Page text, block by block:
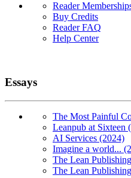
Reader
Buy Credits
Reader FAQ
Help Center
Essays
The Most Painful
Leanpub at Sixteen
AI Services (2024)
Imagine a world...
The Lean
The Lean